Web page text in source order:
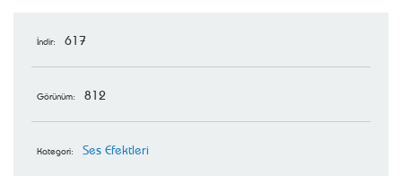
İndir: 617
Görünüm: 812
Kategori: Ses Efektleri